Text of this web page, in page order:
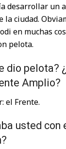
desarrollar un
la ciudad.
en muchas
pelota.
dio pelota?
Amplio?
el Frente.
usted con